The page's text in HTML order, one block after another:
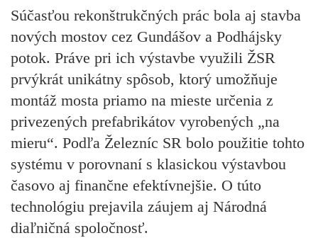
Súčasťou rekonštrukčných prác bola aj stavba
nových mostov cez Gundášov a Podhájsky
potok. Práve pri ich výstavbe využili ŽSR
prvýkrát unikátny spôsob, ktorý umožňuje
montáž mosta priamo na mieste určenia z
privezených prefabrikátov vyrobených „na
mieru“. Podľa Železníc SR bolo použitie tohto
systému v porovnaní s klasickou výstavbou
časovo aj finančne efektívnejšie. O túto
technológiu prejavila záujem aj Národná
diaľničná spoločnosť.